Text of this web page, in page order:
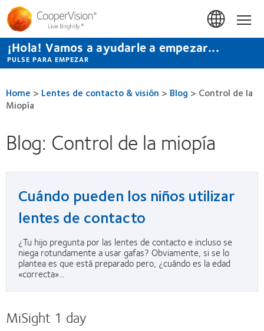
Pasar
contenido
principal
¡Hola! Vamos a ayudarle a empezar...
PULSE PARA EMPEZAR
Home > Lentes de contacto & visión > Blog > Control de la
Miopía
Blog: Control de la miopía
Cuándo pueden los niños utilizar
lentes de contacto
¿Tu hijo pregunta por las lentes de contacto e incluso se
niega rotundamente a usar gafas? Obviamente, si se lo
plantea es que está preparado pero, ¿cuándo es la edad
«correcta»...
MiSight 1 day